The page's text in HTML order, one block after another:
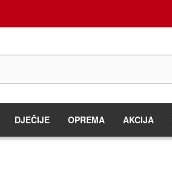
DJEČIJE OPREMA AKCIJA